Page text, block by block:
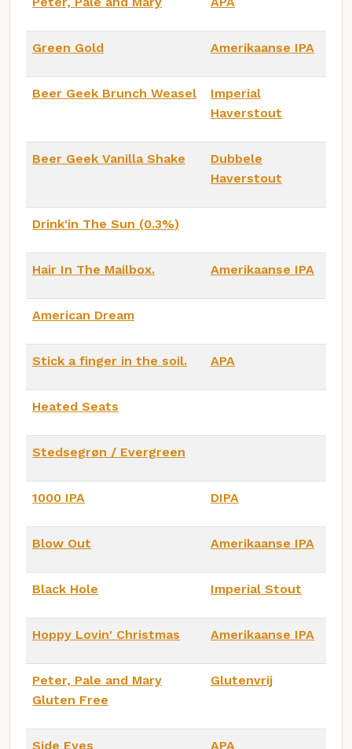
Green Gold Amerikaanse IPA
Beer Geek Brunch Weasel
Imperial
Haverstout
Beer Geek Vanilla Shake
Dubbele
Haverstout
Drink'in The Sun (0.3%)
Hair In The Mailbox. Amerikaanse IPA
American Dream
Stick a finger in the soil. APA
Heated Seats
Stedsegrøn / Evergreen
1000 IPA DIPA
Blow Out Amerikaanse IPA
Black Hole Imperial Stout
Hoppy Lovin' Christmas Amerikaanse IPA
Peter, Pale and Mary
Gluten Free
Glutenvrij
Side Eyes APA